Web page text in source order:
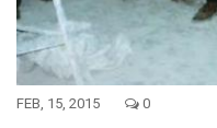
FEB, 15, 2015 0